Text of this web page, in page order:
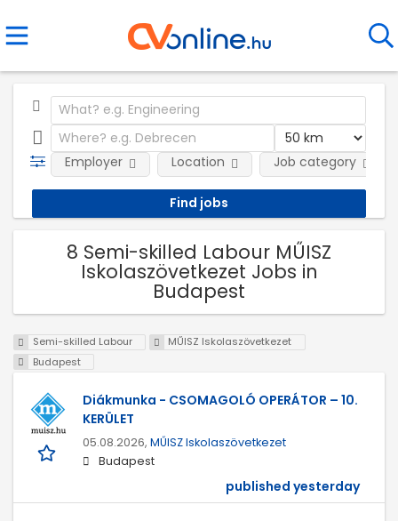
Employer Location Job category
8 Semi-skilled Labour MŰISZ
Iskolaszövetkezet Jobs in
Budapest
Semi-skilled Labour
MŰISZ Iskolaszövetkezet
Budapest
Diákmunka - CSOMAGOLÓ OPERÁTOR – 10.
KERÜLET
05.08.2026, MŰISZ Iskolaszövetkezet
Budapest
published yesterday